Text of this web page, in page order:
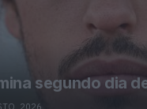
segundo dia
2026